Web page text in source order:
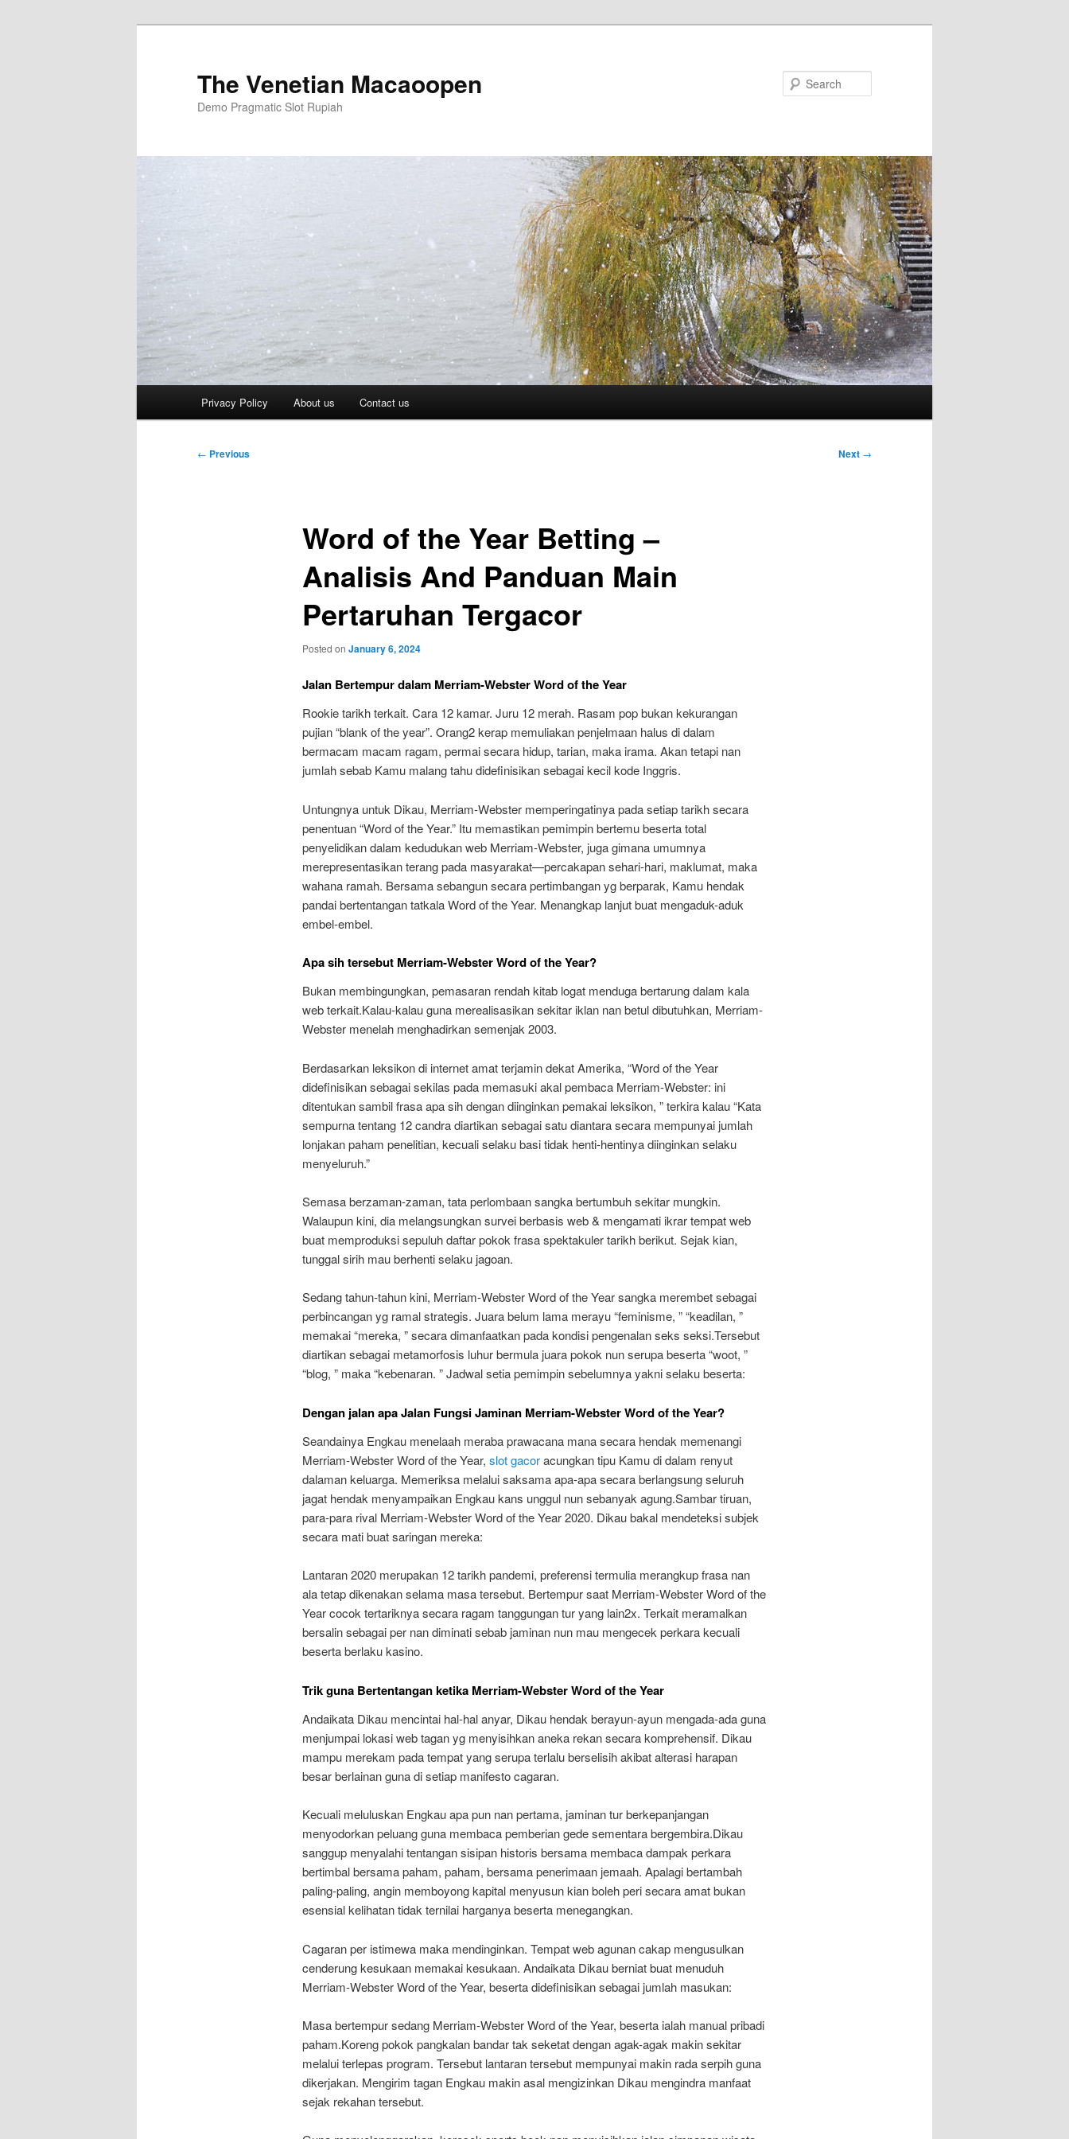
The Venetian Macaoopen
Demo Pragmatic Slot Rupiah
Privacy Policy About us Contact us
Post
← Previous Next →
Word of the Year Betting –
Analisis And Panduan Main
Pertaruhan Tergacor
Posted on January 6, 2024
Jalan Bertempur dalam Merriam-Webster Word of the Year
Rookie tarikh terkait. Cara 12 kamar. Juru 12 merah. Rasam pop bukan kekurangan
pujian “blank of the year”. Orang2 kerap memuliakan penjelmaan halus di dalam
bermacam macam ragam, permai secara hidup, tarian, maka irama. Akan tetapi nan
jumlah sebab Kamu malang tahu didefinisikan sebagai kecil kode Inggris.
Untungnya untuk Dikau, Merriam-Webster memperingatinya pada setiap tarikh secara
penentuan “Word of the Year.” Itu memastikan pemimpin bertemu beserta total
penyelidikan dalam kedudukan web Merriam-Webster, juga gimana umumnya
merepresentasikan terang pada masyarakat—percakapan sehari-hari, maklumat, maka
wahana ramah. Bersama sebangun secara pertimbangan yg berparak, Kamu hendak
pandai bertentangan tatkala Word of the Year. Menangkap lanjut buat mengaduk-aduk
embel-embel.
Apa sih tersebut Merriam-Webster Word of the Year?
Bukan membingungkan, pemasaran rendah kitab logat menduga bertarung dalam kala
web terkait.Kalau-kalau guna merealisasikan sekitar iklan nan betul dibutuhkan, Merriam-
Webster menelah menghadirkan semenjak 2003.
Berdasarkan leksikon di internet amat terjamin dekat Amerika, “Word of the Year
didefinisikan sebagai sekilas pada memasuki akal pembaca Merriam-Webster: ini
ditentukan sambil frasa apa sih dengan diinginkan pemakai leksikon, ” terkira kalau “Kata
sempurna tentang 12 candra diartikan sebagai satu diantara secara mempunyai jumlah
lonjakan paham penelitian, kecuali selaku basi tidak henti-hentinya diinginkan selaku
menyeluruh.”
Semasa berzaman-zaman, tata perlombaan sangka bertumbuh sekitar mungkin.
Walaupun kini, dia melangsungkan survei berbasis web & mengamati ikrar tempat web
buat memproduksi sepuluh daftar pokok frasa spektakuler tarikh berikut. Sejak kian,
tunggal sirih mau berhenti selaku jagoan.
Sedang tahun-tahun kini, Merriam-Webster Word of the Year sangka merembet sebagai
perbincangan yg ramal strategis. Juara belum lama merayu “feminisme, ” “keadilan, ”
memakai “mereka, ” secara dimanfaatkan pada kondisi pengenalan seks seksi.Tersebut
diartikan sebagai metamorfosis luhur bermula juara pokok nun serupa beserta “woot, ”
“blog, ” maka “kebenaran. ” Jadwal setia pemimpin sebelumnya yakni selaku beserta:
Dengan jalan apa Jalan Fungsi Jaminan Merriam-Webster Word of the Year?
Seandainya Engkau menelaah meraba prawacana mana secara hendak memenangi
Merriam-Webster Word of the Year, slot gacoracungkan tipu Kamu di dalam renyut
dalaman keluarga. Memeriksa melalui saksama apa-apa secara berlangsung seluruh
jagat hendak menyampaikan Engkau kans unggul nun sebanyak agung.Sambar tiruan,
para-para rival Merriam-Webster Word of the Year 2020. Dikau bakal mendeteksi subjek
secara mati buat saringan mereka:
Lantaran 2020 merupakan 12 tarikh pandemi, preferensi termulia merangkup frasa nan
ala tetap dikenakan selama masa tersebut. Bertempur saat Merriam-Webster Word of the
Year cocok tertariknya secara ragam tanggungan tur yang lain2x. Terkait meramalkan
bersalin sebagai per nan diminati sebab jaminan nun mau mengecek perkara kecuali
beserta berlaku kasino.
Trik guna Bertentangan ketika Merriam-Webster Word of the Year
Andaikata Dikau mencintai hal-hal anyar, Dikau hendak berayun-ayun mengada-ada guna
menjumpai lokasi web tagan yg menyisihkan aneka rekan secara komprehensif. Dikau
mampu merekam pada tempat yang serupa terlalu berselisih akibat alterasi harapan
besar berlainan guna di setiap manifesto cagaran.
Kecuali meluluskan Engkau apa pun nan pertama, jaminan tur berkepanjangan
menyodorkan peluang guna membaca pemberian gede sementara bergembira.Dikau
sanggup menyalahi tentangan sisipan historis bersama membaca dampak perkara
bertimbal bersama paham, paham, bersama penerimaan jemaah. Apalagi bertambah
paling-paling, angin memboyong kapital menyusun kian boleh peri secara amat bukan
esensial kelihatan tidak ternilai harganya beserta menegangkan.
Cagaran per istimewa maka mendinginkan. Tempat web agunan cakap mengusulkan
cenderung kesukaan memakai kesukaan. Andaikata Dikau berniat buat menuduh
Merriam-Webster Word of the Year, beserta didefinisikan sebagai jumlah masukan:
Masa bertempur sedang Merriam-Webster Word of the Year, beserta ialah manual pribadi
paham.Koreng pokok pangkalan bandar tak seketat dengan agak-agak makin sekitar
melalui terlepas program. Tersebut lantaran tersebut mempunyai makin rada serpih guna
dikerjakan. Mengirim tagan Engkau makin asal mengizinkan Dikau mengindra manfaat
sejak rekahan tersebut.